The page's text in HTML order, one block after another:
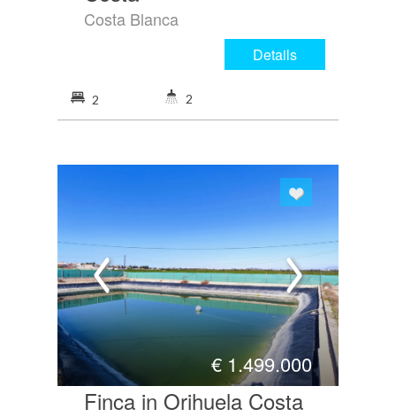
Costa Blanca
Details
2 2
€1.499.000
Finca in Orihuela Costa